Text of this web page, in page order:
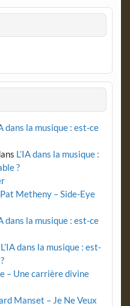
dans la musique : est-ce
L’IA dans la musique :
?
Pat Metheny – Side-Eye
dans la musique : est-ce
L’IA dans la musique : est-
– Une carrière divine
Manset – Je Ne Veux